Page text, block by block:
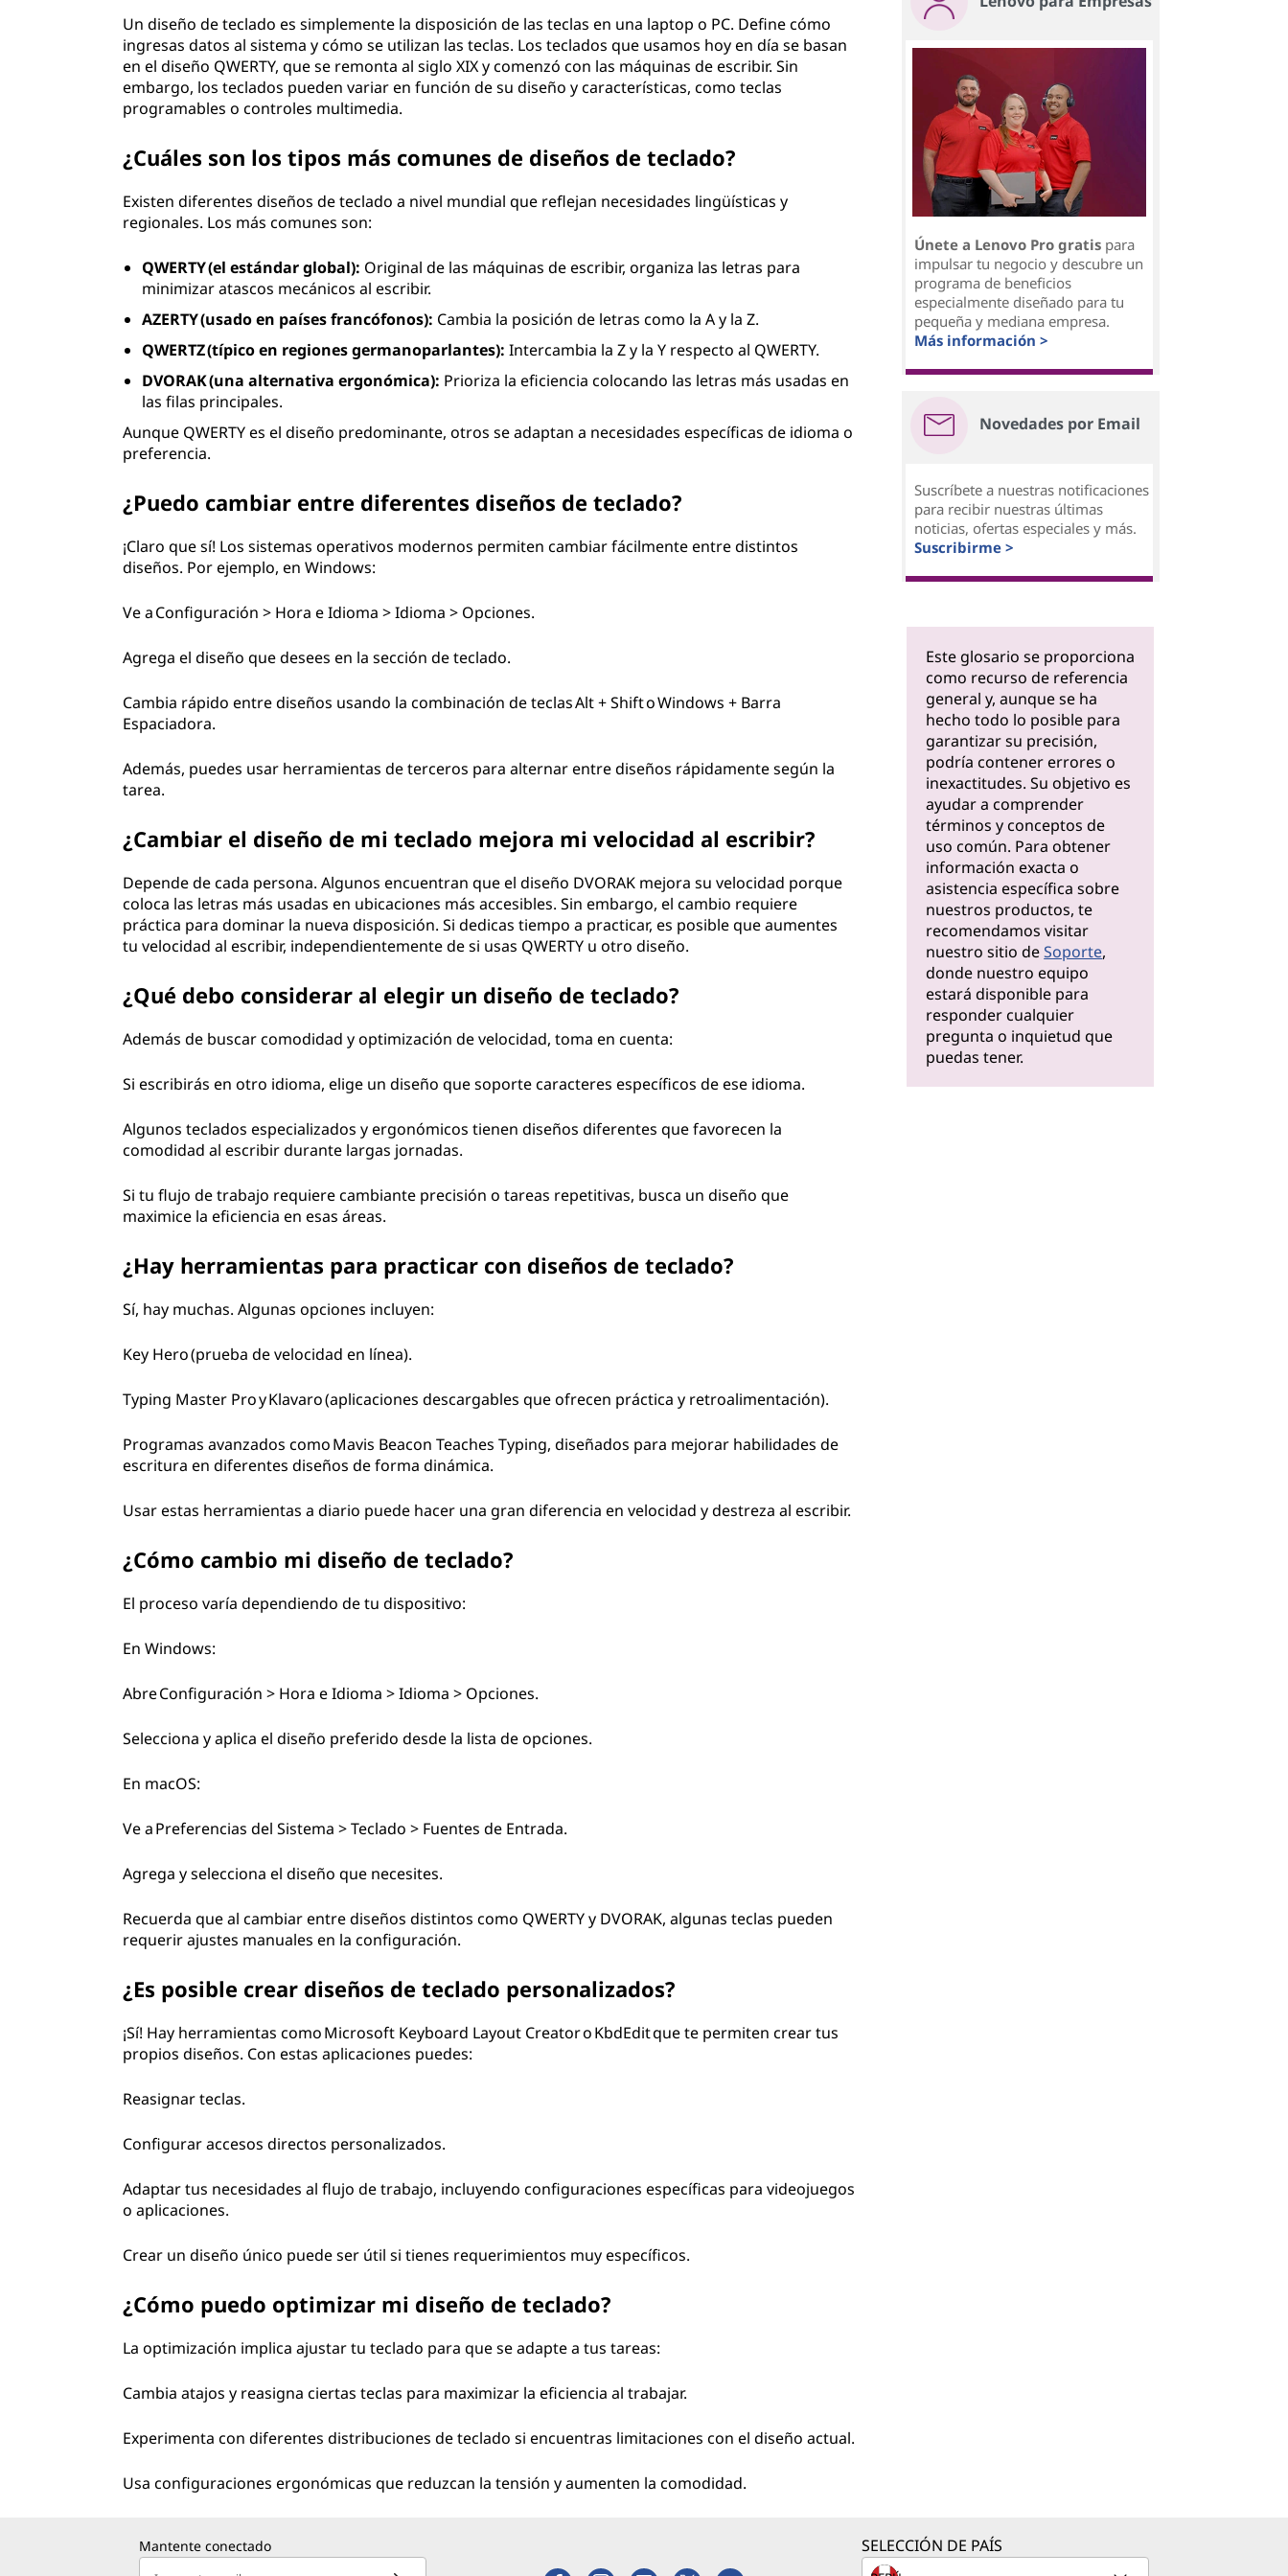
Un diseño de teclado es simplemente la disposición de las teclas en una laptop o PC. Define cómo
ingresas datos al sistema y cómo se utilizan las teclas. Los teclados que usamos hoy en día se basan
en el diseño QWERTY, que se remonta al siglo XIX y comenzó con las máquinas de escribir. Sin
embargo, los teclados pueden variar en función de su diseño y características, como teclas
programables o controles multimedia.
¿Cuáles son los tipos más comunes de diseños de teclado?
Existen diferentes diseños de teclado a nivel mundial que reflejan necesidades lingüísticas y
regionales. Los más comunes son:
QWERTY (el estándar global): Original de las máquinas de escribir, organiza las letras para
minimizar atascos mecánicos al escribir.
AZERTY (usado en países francófonos): Cambia la posición de letras como la A y la Z.
QWERTZ (típico en regiones germanoparlantes):Intercambia la Z y la Y respecto al QWERTY.
DVORAK (una alternativa ergonómica): Prioriza la eficiencia colocando las letras más usadas en
las filas principales.
Aunque QWERTY es el diseño predominante, otros se adaptan a necesidades específicas de idioma o
preferencia.
¿Puedo cambiar entre diferentes diseños de teclado?
¡Claro que sí! Los sistemas operativos modernos permiten cambiar fácilmente entre distintos
diseños. Por ejemplo, en Windows:
Ve a Configuración > Hora e Idioma > Idioma > Opciones.
Agrega el diseño que desees en la sección de teclado.
Cambia rápido entre diseños usando la combinación de teclas Alt + Shift o Windows + Barra
Espaciadora.
Además, puedes usar herramientas de terceros para alternar entre diseños rápidamente según la
tarea.
¿Cambiar el diseño de mi teclado mejora mi velocidad al escribir?
Depende de cada persona. Algunos encuentran que el diseño DVORAK mejora su velocidad porque
coloca las letras más usadas en ubicaciones más accesibles. Sin embargo, el cambio requiere
práctica para dominar la nueva disposición. Si dedicas tiempo a practicar, es posible que aumentes
tu velocidad al escribir, independientemente de si usas QWERTY u otro diseño.
¿Qué debo considerar al elegir un diseño de teclado?
Además de buscar comodidad y optimización de velocidad, toma en cuenta:
Si escribirás en otro idioma, elige un diseño que soporte caracteres específicos de ese idioma.
Algunos teclados especializados y ergonómicos tienen diseños diferentes que favorecen la
comodidad al escribir durante largas jornadas.
Si tu flujo de trabajo requiere cambiante precisión o tareas repetitivas, busca un diseño que
maximice la eficiencia en esas áreas.
¿Hay herramientas para practicar con diseños de teclado?
Sí, hay muchas. Algunas opciones incluyen:
Key Hero (prueba de velocidad en línea).
Typing Master Pro y Klavaro (aplicaciones descargables que ofrecen práctica y retroalimentación).
Programas avanzados como Mavis Beacon Teaches Typing, diseñados para mejorar habilidades de
escritura en diferentes diseños de forma dinámica.
Usar estas herramientas a diario puede hacer una gran diferencia en velocidad y destreza al escribir.
¿Cómo cambio mi diseño de teclado?
El proceso varía dependiendo de tu dispositivo:
En Windows:
Abre Configuración > Hora e Idioma > Idioma > Opciones.
Selecciona y aplica el diseño preferido desde la lista de opciones.
En macOS:
Ve a Preferencias del Sistema > Teclado > Fuentes de Entrada.
Agrega y selecciona el diseño que necesites.
Recuerda que al cambiar entre diseños distintos como QWERTY y DVORAK, algunas teclas pueden
requerir ajustes manuales en la configuración.
¿Es posible crear diseños de teclado personalizados?
¡Sí! Hay herramientas como Microsoft Keyboard Layout Creator o KbdEdit que te permiten crear tus
propios diseños. Con estas aplicaciones puedes:
Reasignar teclas.
Configurar accesos directos personalizados.
Adaptar tus necesidades al flujo de trabajo, incluyendo configuraciones específicas para videojuegos
o aplicaciones.
Crear un diseño único puede ser útil si tienes requerimientos muy específicos.
¿Cómo puedo optimizar mi diseño de teclado?
La optimización implica ajustar tu teclado para que se adapte a tus tareas:
Cambia atajos y reasigna ciertas teclas para maximizar la eficiencia al trabajar.
Experimenta con diferentes distribuciones de teclado si encuentras limitaciones con el diseño actual.
Usa configuraciones ergonómicas que reduzcan la tensión y aumenten la comodidad.
Únete a Lenovo Pro gratispara
impulsar tu negocio y descubre un
programa de beneficios
especialmente diseñado para tu
pequeña y mediana empresa.
Más información >
Novedades por Email
Suscríbete a nuestras notificaciones
para recibir nuestras últimas
noticias, ofertas especiales y más.
Suscribirme >
Este glosario se proporciona
como recurso de referencia
general y, aunque se ha
hecho todo lo posible para
garantizar su precisión,
podría contener errores o
inexactitudes. Su objetivo es
ayudar a comprender
términos y conceptos de
uso común. Para obtener
información exacta o
asistencia específica sobre
nuestros productos, te
recomendamos visitar
nuestro sitio deSoporte,
donde nuestro equipo
estará disponible para
responder cualquier
pregunta o inquietud que
puedas tener.
Mantente conectado SELECCIÓN DE PAÍS